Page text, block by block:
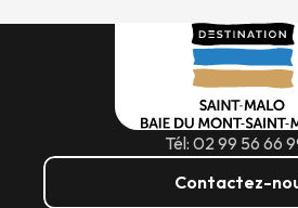
Tél: 02 99 56 66
Contactez-